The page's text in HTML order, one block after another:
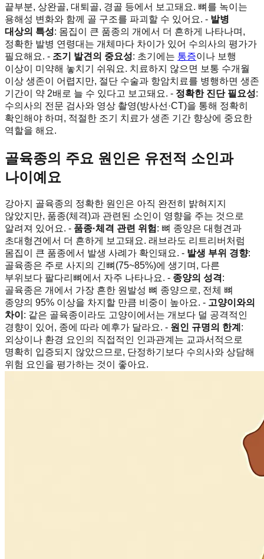
끝부분, 상완골, 대퇴골, 경골 등에서 보고돼요. 뼈를 녹이는
용해성 변화와 함께 골 구조를 파괴할 수 있어요. - 발병
대상의 특성: 몸집이 큰 품종의 개에서 더 흔하게 나타나며,
정확한 발병 연령대는 개체마다 차이가 있어 수의사의 평가가
필요해요. - 조기 발견의 중요성: 초기에는 통증이나 보행
이상이 미약해 놓치기 쉬워요. 치료하지 않으면 보통 수개월
이상 생존이 어렵지만, 절단 수술과 항암치료를 병행하면 생존
기간이 약 2배로 늘 수 있다고 보고돼요. - 정확한 진단 필요성:
수의사의 전문 검사와 영상 촬영(방사선·CT)을 통해 정확히
확인해야 하며, 적절한 조기 치료가 생존 기간 향상에 중요한
역할을 해요.
골육종의 주요 원인은 유전적 소인과
나이예요
강아지 골육종의 정확한 원인은 아직 완전히 밝혀지지
않았지만, 품종(체격)과 관련된 소인이 영향을 주는 것으로
알려져 있어요. - 품종·체격 관련 위험 : 뼈 종양은 대형견과
초대형견에서 더 흔하게 보고돼요. 래브라도 리트리버처럼
몸집이 큰 품종에서 발생 사례가 확인돼요. - 발생 부위 경향:
골육종은 주로 사지의 긴뼈(75~85%)에 생기며, 다른
부위보다 팔다리뼈에서 자주 나타나요. - 종양의 성격:
골육종은 개에서 가장 흔한 원발성 뼈 종양으로, 전체 뼈
종양의 95% 이상을 차지할 만큼 비중이 높아요. - 고양이와의
차이 : 같은 골육종이라도 고양이에서는 개보다 덜 공격적인
경향이 있어, 종에 따라 예후가 달라요. - 원인 규명의 한계 :
외상이나 환경 요인의 직접적인 인과관계는 교과서적으로
명확히 입증되지 않았으므로, 단정하기보다 수의사와 상담해
위험 요인을 평가하는 것이 좋아요.